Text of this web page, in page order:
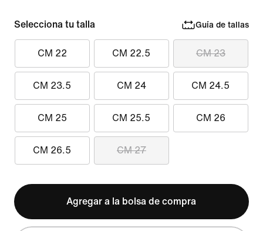
Selecciona tu talla Guía de tallas
CM 22 CM 22.5 CM 23
CM 23.5 CM 24 CM 24.5
CM 25 CM 25.5 CM 26
CM 26.5 CM 27
Agregar a la bolsa de compra